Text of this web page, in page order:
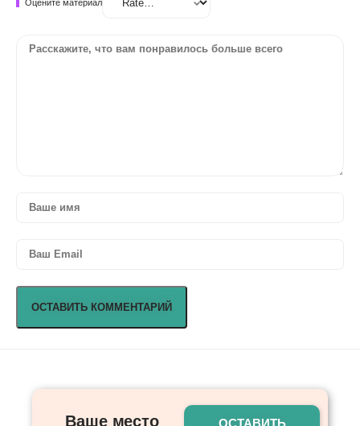
Оцените материал
Ваше место
ОСТАВИТЬ